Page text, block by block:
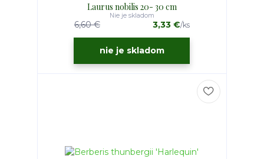
Laurus nobilis 20- 30 cm
6,60 € 3,33 €/ks
Nie je skladom
nie je skladom